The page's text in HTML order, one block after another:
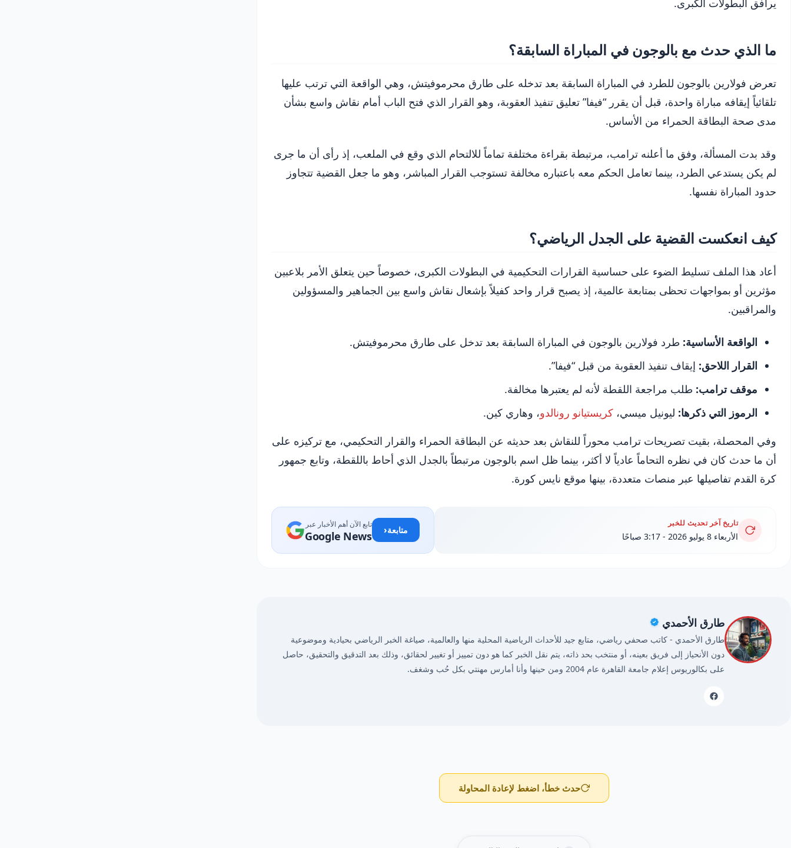
ما الذي حدث مع بالوجون في المباراة السابقة؟
تعرض فولارين بالوجون للطرد في المباراة السابقة بعد تدخله على طارق محرموفيتش، وهي الواقعة التي ترتب عليها
تلقائياً إيقافه مباراة واحدة، قبل أن يقرر “فيفا” تعليق تنفيذ العقوبة، وهو القرار الذي فتح الباب أمام نقاش واسع بشأن
مدى صحة البطاقة الحمراء من الأساس.
وقد بدت المسألة، وفق ما أعلنه ترامب، مرتبطة بقراءة مختلفة تماماً للالتحام الذي وقع في الملعب، إذ رأى أن ما جرى
لم يكن يستدعي الطرد، بينما تعامل الحكم معه باعتباره مخالفة تستوجب القرار المباشر، وهو ما جعل القضية تتجاوز
حدود المباراة نفسها.
كيف انعكست القضية على الجدل الرياضي؟
أعاد هذا الملف تسليط الضوء على حساسية القرارات التحكيمية في البطولات الكبرى، خصوصاً حين يتعلق الأمر بلاعبين
مؤثرين أو بمواجهات تحظى بمتابعة عالمية، إذ يصبح قرار واحد كفيلاً بإشعال نقاش واسع بين الجماهير والمسؤولين
والمراقبين.
الواقعة الأساسية: طرد فولارين بالوجون في المباراة السابقة بعد تدخل على طارق محرموفيتش.
القرار اللاحق: إيقاف تنفيذ العقوبة من قبل “فيفا”.
موقف ترامب: طلب مراجعة اللقطة لأنه لم يعتبرها مخالفة.
الرموز التي ذكرها: ليونيل ميسي، كريستيانو رونالدو، وهاري كين.
وفي المحصلة، بقيت تصريحات ترامب محوراً للنقاش بعد حديثه عن البطاقة الحمراء والقرار التحكيمي، مع تركيزه على
أن ما حدث كان في نظره التحاماً عادياً لا أكثر، بينما ظل اسم بالوجون مرتبطاً بالجدل الذي أحاط باللقطة، وتابع جمهور
كرة القدم تفاصيلها عبر منصات متعددة، بينها موقع نايس كورة.
تاريخ آخر تحديث للخبر
الأربعاء 8 يوليو 2026 - 3:17 صباحًا
تابع الآن أهم الأخبار عبر
Google News متابعة‹
طارق الأحمدي
طارق الأحمدي - كاتب صحفي رياضي، متابع جيد للأحداث الرياضية المحلية منها والعالمية، صياغة الخبر الرياضي بحيادية وموضوعية
دون الأنحياز إلى فريق بعينه، أو منتخب بحد ذاته، يتم نقل الخبر كما هو دون تمييز أو تغيير لحقائق، وذلك بعد التدقيق والتحقيق، حاصل
على بكالوريوس إعلام جامعة القاهرة عام 2004 ومن حينها وأنا أمارس مهنتي بكل حُب وشغف.